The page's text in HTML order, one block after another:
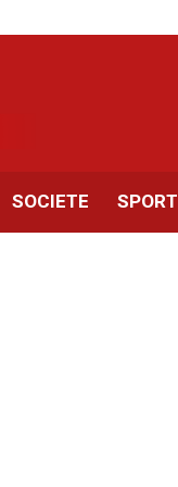
SOCIETE SPORT